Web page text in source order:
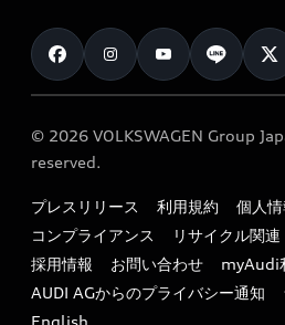
カタログ一覧
車検 / 定期点検
e-tronアフターサポート
myAudi
クオリティ
保証
メンテナンス
ファイナンス
キャンペーン / イベント
買取査定
お知らせ
オーナー様向けキャンペーン
特定整備適用車一覧
リサイクル法
よくある質問（FAQ）
© 2026 VOLKSWAGEN Group
reserved.
プレスリリース 利用規約
個人
コンプライアンス
リサイクル関連
採用情報
お問い合わせ
myAudi
AUDI AGからのプライバシー通知
English